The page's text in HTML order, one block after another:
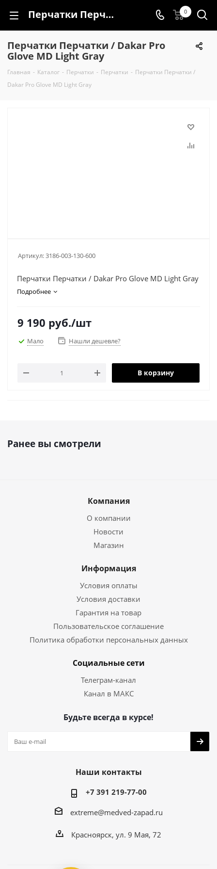
Перчатки Перчатки / Dakar Pro Glove MD Light Gray 0
Перчатки Перчатки / Dakar Pro
Glove MD Light Gray
Главная - Каталог - Перчатки - Перчатки - Перчатки Перчатки /
Dakar Pro Glove MD Light Gray
Артикул:3186-003-130-600
Перчатки Перчатки / Dakar Pro Glove MD Light Gray
Подробнее
9 190 руб./шт
Мало Нашли дешевле?
В корзину
Ранее вы смотрели
Компания
О компании
Новости
Магазин
Информация
Условия оплаты
Условия доставки
Гарантия на товар
Пользовательское соглашение
Политика обработки персональных данных
Социальные сети
Телеграм-канал
Канал в МАКС
Будьте всегда в курсе!
Наши контакты
+7 391 219-77-00
extreme@medved-zapad.ru
Красноярск, ул. 9 Мая, 72